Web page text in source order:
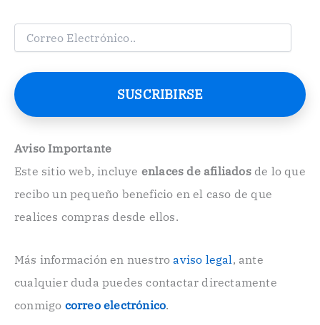
C
e
o
e
t
ó
n
o
.
SUSCRIBIRSE
Aviso Importante
Este sitio web, incluye enlaces de afiliadosde lo que
recibo un pequeño beneficio en el caso de que
realices compras desde ellos.
Más información en nuestroaviso legal , ante
cualquier duda puedes contactar directamente
conmigo correo electrónico.